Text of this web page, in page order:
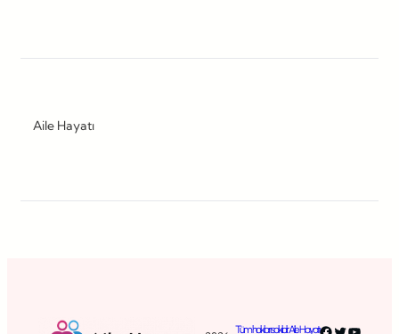
Aile Hayatı
Tüm hakları saklıdır. Aile HayatıFacebook
Twitter